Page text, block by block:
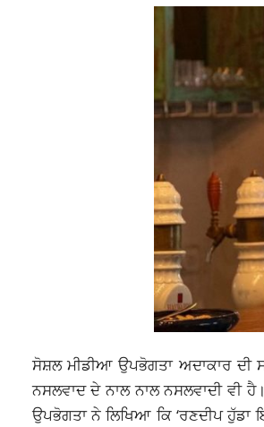
ਸੋਸ਼ਲ ਮੀਡੀਆ ਉਪਭੋਗਤਾ ਅਦਾਕਾਰ
ਨਸਲਵਾਦ ਦੇ ਨਾਲ ਨਾਲ ਨਸਲਵਾਦੀ
ਉਪਭੋਗਤਾ ਨੇ ਲਿਖਿਆ ਕਿ ‘ਰਣਦੀਪ